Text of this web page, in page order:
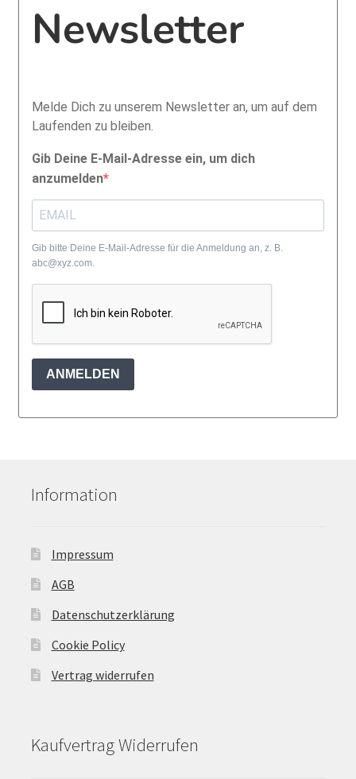
Newsletter
Melde Dich zu unserem Newsletter an, um auf dem
Laufenden zu bleiben.
Gib Deine E-Mail-Adresse ein, um dich
anzumelden
Gib bitte Deine E-Mail-Adresse für die Anmeldung an, z. B.
abc@xyz.com.
ANMELDEN
Information
Impressum
AGB
Datenschutzerklärung
Cookie Policy
Vertrag widerrufen
Kaufvertrag Widerrufen